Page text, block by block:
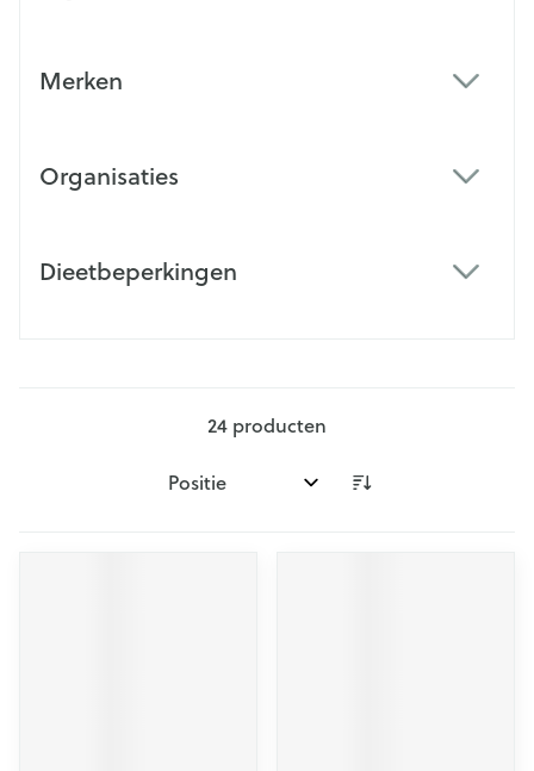
Merken
Organisaties
Dieetbeperkingen
24 producten
Sorteer op: